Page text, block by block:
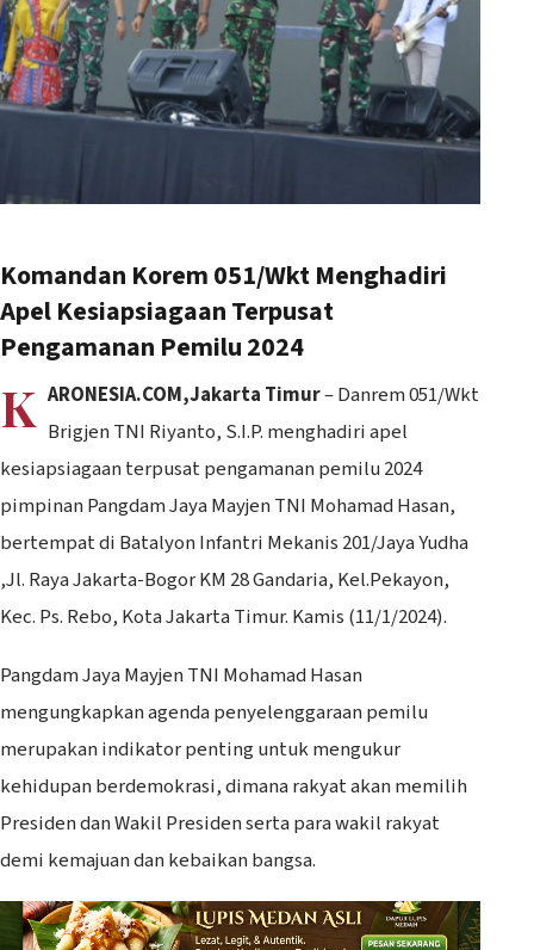
Komandan Korem 051/Wkt Menghadiri
Apel Kesiapsiagaan Terpusat
Pengamanan Pemilu 2024
K ARONESIA.COM,Jakarta Timur– Danrem 051/Wkt
Brigjen TNI Riyanto, S.I.P. menghadiri apel
kesiapsiagaan terpusat pengamanan pemilu 2024
pimpinan Pangdam Jaya Mayjen TNI Mohamad Hasan,
bertempat di Batalyon Infantri Mekanis 201/Jaya Yudha
,Jl. Raya Jakarta-Bogor KM 28 Gandaria, Kel.Pekayon,
Kec. Ps. Rebo, Kota Jakarta Timur. Kamis (11/1/2024).
Pangdam Jaya Mayjen TNI Mohamad Hasan
mengungkapkan agenda penyelenggaraan pemilu
merupakan indikator penting untuk mengukur
kehidupan berdemokrasi, dimana rakyat akan memilih
Presiden dan Wakil Presiden serta para wakil rakyat
demi kemajuan dan kebaikan bangsa.